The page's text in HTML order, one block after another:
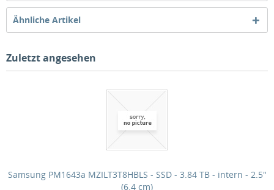
Ähnliche Artikel
Zuletzt angesehen
Samsung PM1643a MZILT3T8HBLS - SSD - 3.84 TB - intern - 2.5"
(6.4 cm)